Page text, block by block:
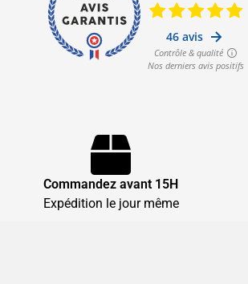
Commandez avant 15H
Expédition le jour même